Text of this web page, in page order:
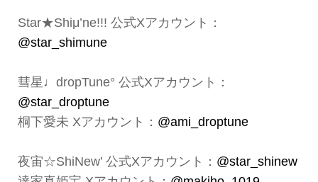
Star★Shiμ’ne!!! 公式Xアカウント：
@star_shimune
彗星♩dropTune° 公式Xアカウント：
@star_droptune
桐下愛未 Xアカウント： @ami_droptune
夜宙☆ShiNew’ 公式Xアカウント： @star_shinew